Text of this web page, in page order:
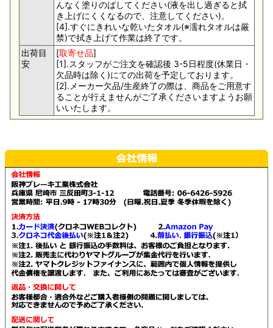
んなく塗りのばしてください(液を出し過ぎると拭
き上げにくくなるので、注意してください)。
[4].すぐにきれいな乾いたタオル(※濡れタオルは厳
禁)で拭き上げて作業は終了です。
出荷目
安
[取寄せ品]
[1].スタッフがご注文を確認後 3-5日程度(休業日・
欠品時は除く)にての出荷を予定しております。
[2].メーカー欠品/生産終了の際は、商品をご用意す
ることが行えませんがご了承くださいますようお願
いいたします。